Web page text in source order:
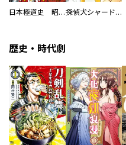
日本極道史 昭和編 スーパー大合本 探偵犬シャードック（新装版）
歴史・時代劇